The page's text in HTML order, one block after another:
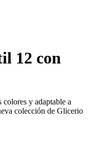
12 con
y adaptable a
colección de Glicerio